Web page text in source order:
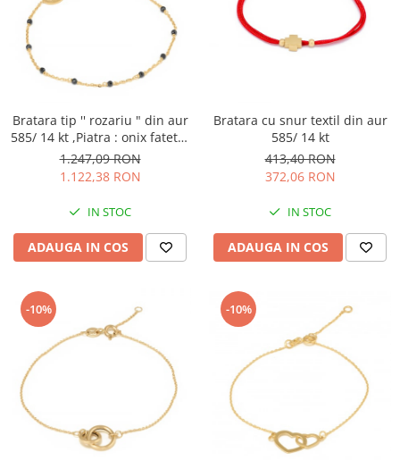
Bratara tip '' rozariu " din aur
585/ 14 kt ,Piatra : onix fatetat
, Culoare : negru
1.247,09 RON
1.122,38 RON
IN STOC
ADAUGA IN COS
Bratara cu snur textil din aur
585/ 14 kt
413,40 RON
372,06 RON
IN STOC
ADAUGA IN COS
-10% -10%